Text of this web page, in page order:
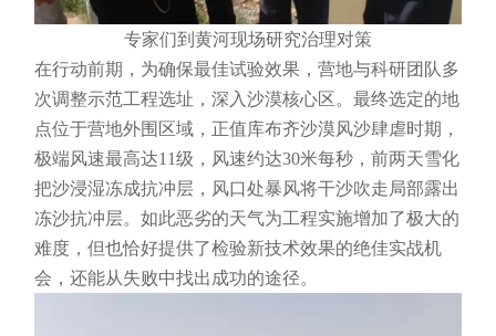
专家们到黄河现场研究治理对策
在行动前期，为确保最佳试验效果，营地与科研团队多
次调整示范工程选址，深入沙漠核心区。最终选定的地
点位于营地外围区域，正值库布齐沙漠风沙肆虐时期，
极端风速最高达11级，风速约达30米每秒，前两天雪化
把沙浸湿冻成抗冲层，风口处暴风将干沙吹走局部露出
冻沙抗冲层。如此恶劣的天气为工程实施增加了极大的
难度，但也恰好提供了检验新技术效果的绝佳实战机
会，还能从失败中找出成功的途径。